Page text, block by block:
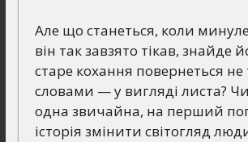
Але що станеться, коли
він так завзято тікав, знайде
старе кохання повернеться не
словами — у вигляді листа?
одна звичайна, на перший
історія змінити світогляд